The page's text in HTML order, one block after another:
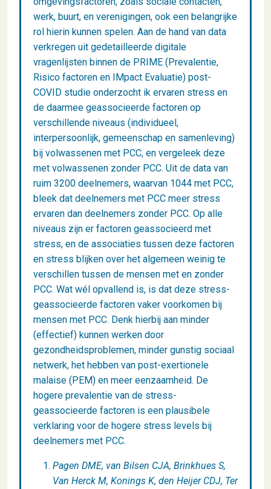
werk, buurt, en verenigingen, ook een belangrijke
rol hierin kunnen spelen. Aan de hand van data
verkregen uit gedetailleerde digitale
vragenlijsten binnen de PRIME (Prevalentie,
Risico factoren en IMpact Evaluatie) post-
COVID studie onderzocht ik ervaren stress en
de daarmee geassocieerde factoren op
verschillende niveaus (individueel,
interpersoonlijk, gemeenschap en samenleving)
bij volwassenen met PCC, en vergeleek deze
met volwassenen zonder PCC. Uit de data van
ruim 3200 deelnemers, waarvan 1044 met PCC,
bleek dat deelnemers met PCC meer stress
ervaren dan deelnemers zonder PCC. Op alle
niveaus zijn er factoren geassocieerd met
stress, en de associaties tussen deze factoren
en stress blijken over het algemeen weinig te
verschillen tussen de mensen met en zonder
PCC. Wat wél opvallend is, is dat deze stress-
geassocieerde factoren vaker voorkomen bij
mensen met PCC. Denk hierbij aan minder
(effectief) kunnen werken door
gezondheidsproblemen, minder gunstig sociaal
netwerk, het hebben van post-exertionele
malaise (PEM) en meer eenzaamheid. De
hogere prevalentie van de stress-
geassocieerde factoren is een plausibele
verklaring voor de hogere stress levels bij
deelnemers met PCC.
Pagen DME, van Bilsen CJA, Brinkhues S,
Van Herck M, Konings K, den Heijer CDJ, Ter